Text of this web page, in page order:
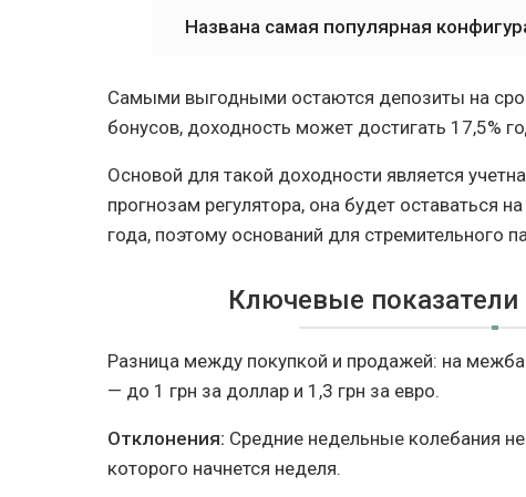
Названа самая популярная
Самыми выгодными остаются депозиты на
бонусов, доходность может достигать 17,5%
Основой для такой доходности является
прогнозам регулятора, она будет оставаться
года, поэтому оснований для стремительного
Ключевые
Разница между покупкой и продажей: на
— до 1 грн за доллар и 1,3 грн за евро.
Отклонения: Средние недельные колебания
которого начнется неделя.